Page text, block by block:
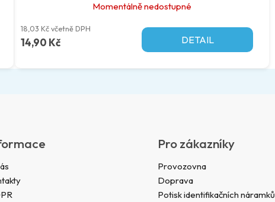
Momentálně nedostupné
18,03 Kč včetně DPH
14,90 Kč DETAIL
Pro zákazníky
Provozovna
Doprava
Potisk identifikačních náramků